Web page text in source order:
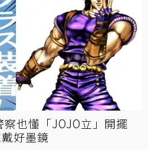
也懂「JOJO立」開擺
好墨鏡